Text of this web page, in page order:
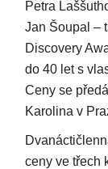
Petra
Jan Šoupal –
Discovery
do 40 let s
Ceny se
Karolina v
ceny ve třech